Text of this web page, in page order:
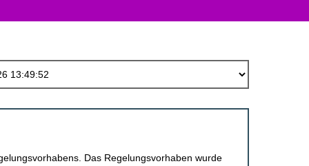
Das Regelungsvorhaben wurde